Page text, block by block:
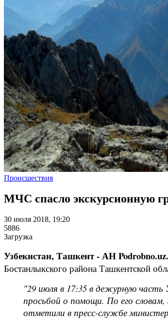
Происшествия
МЧС спасло экскурсионную
30 июля 2018, 19:20
5886
Загрузка
Узбекистан, Ташкент - АН Podrobno.uz.
Бостанлыкского района Ташкентской
"29 июля в 17:35 в дежурную
просьбой о помощи. По его словам,
отметили в пресс-службе